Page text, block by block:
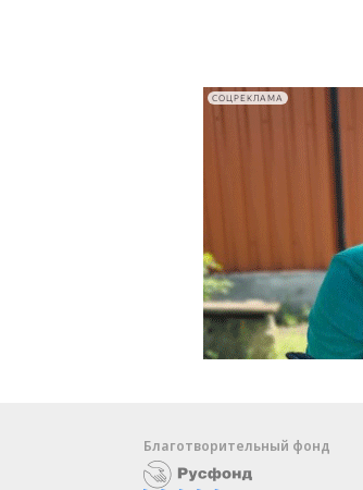
СОЦРЕКЛАМА
Благотворительный фонд